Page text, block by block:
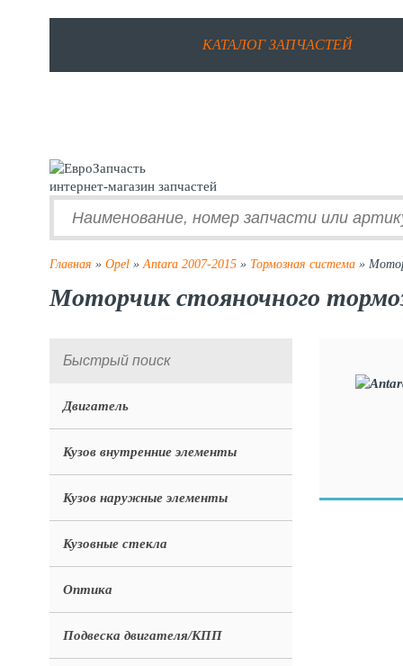
КАТАЛОГ ЗАПЧАСТЕЙ
интернет-магазин запчастей
Главная » Opel »Antara 2007-2015 » Тормозная система »
Моторчик стояночного
Двигатель
Кузов внутренние элементы
Кузов наружные элементы
Кузовные стекла
Оптика
Подвеска двигателя/КПП